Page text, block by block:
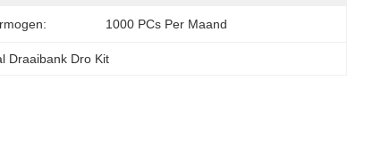
1000 PCs Per Maand
Draaibank Dro Kit